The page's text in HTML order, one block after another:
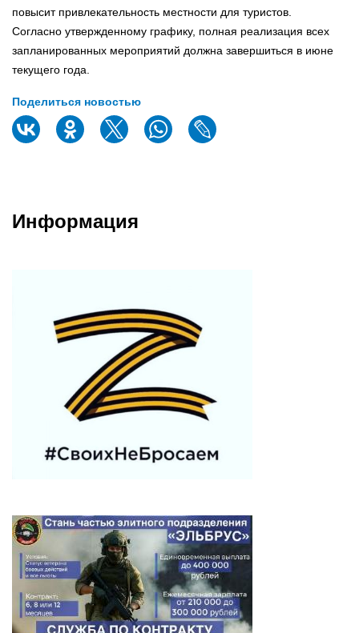
повысит привлекательность местности для туристов.
Согласно утвержденному графику, полная реализация всех
запланированных мероприятий должна завершиться в июне
текущего года.
Поделиться новостью
Информация